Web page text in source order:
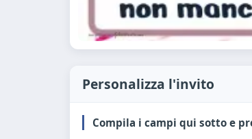
Personalizza l'invito
Compila i campi qui sotto e